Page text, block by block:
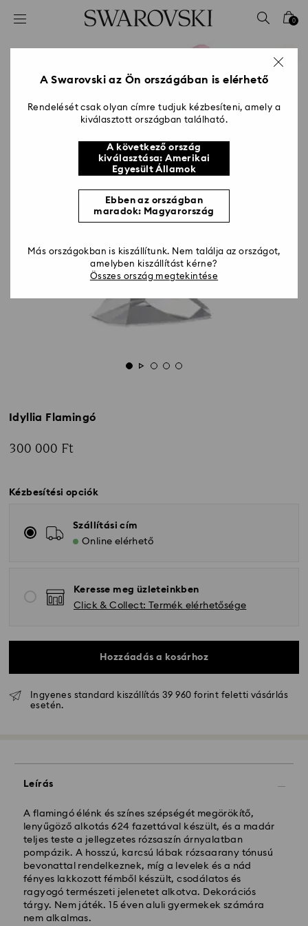
Hozzáférési-kulcs lista
2 - Lábléc
0
Idyllia Flamingó
300 000 Ft
Kézbesítési opciók
Szállítási cím
Online elérhető
Keresse meg üzleteinkben
Click & Collect: Termék elérhetősége
Hozzáadás a kosárhoz
Ingyenes standard kiszállítás 39 960 forint feletti vásárlás
esetén.
Leírás
A flamingó élénk és színes szépségét megörökítő,
lenyűgöző alkotás 624 fazettával készült, és a madár
teljes teste a jellegzetes rózsaszín árnyalatban
pompázik. A hosszú, karcsú lábak rózsaarany tónusú
bevonattal rendelkeznek, míg a levelek és a nád
fényes lakkozott fémből készült, csodálatos és
ragyogó természeti jelenetet alkotva. Dekorációs
tárgy. Nem játék. 15 éven aluli gyermekek számára
nem alkalmas.
szállítjuk ki.
és a szállítás után
Hagyományos kiszállítási költség: HUF 2'000
Ingyenes kiszállítás a rendelések felett: HUF 39 960
Expressz kiszállítási -FedEx
A hétfőtől péntekig, CET 14:30 óráig leadott
megrendeléseket még aznap feldolgozzuk és
A Swarovski az Ön országában is elérhető
Rendelését csak olyan címre tudjuk kézbesíteni, amely a
kiválasztott országban található.
A következő ország
kiválasztása: Amerikai
Egyesült Államok
Ebben az országban
maradok: Magyarország
Más országokban is kiszállítunk. Nem találja az országot,
amelyben kiszállítást kérne?
Összes ország megtekintése